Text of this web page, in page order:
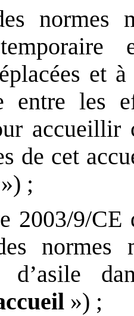
normes
et
entre les
accueillir
de cet
») ;
2003/9/CE
normes
d’asile
») ;